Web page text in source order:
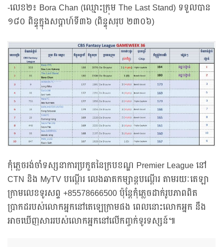
-លេខ២៖ Bora Chan (ឈ្មោះក្រុម The Last Stand) ទទួលបាន
១៨០ ពិន្ទុក្នុងសប្ដាហ៍ទី៣៦ (ពិន្ទុសរុប ២៣០៦)
កុំភ្លេចរង់ចាំទស្សនាការប្រកួតនៃក្របខណ្ឌ Premier League នៅ
CTN និង MyTV បណ្ដើរ លេងឆាតកម្សាន្តបណ្តើរ តាមរយៈតេឡា
ក្រាមលេខទូរសព្ទ +85578666500 ប៉ុន្តែកុំភ្លេចដាក់រូបភាពពិត
ប្រាកដរបស់លោកអ្នកនៅតេឡេក្រាមផង ពេលនោះលោកអ្នក នឹង
អាចឃើញសាររបស់លោកអ្នកនៅលើកញ្ចក់ទូរទស្សន៍៕